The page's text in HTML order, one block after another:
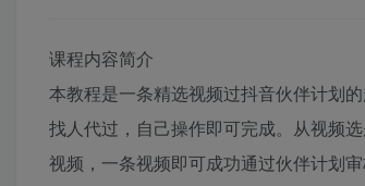
课程内容简介
本教程是一条精选视频过抖音伙伴计划
找人代过，自己操作即可完成。从视频
视频，一条视频即可成功通过伙伴计划审